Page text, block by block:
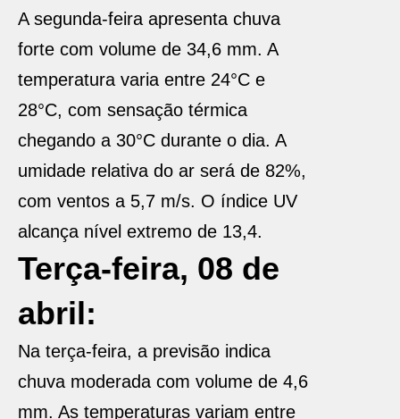
A segunda-feira apresenta chuva
forte com volume de 34,6 mm. A
temperatura varia entre 24°C e
28°C, com sensação térmica
chegando a 30°C durante o dia. A
umidade relativa do ar será de 82%,
com ventos a 5,7 m/s. O índice UV
alcança nível extremo de 13,4.
Terça-feira, 08 de
abril:
Na terça-feira, a previsão indica
chuva moderada com volume de 4,6
mm. As temperaturas variam entre